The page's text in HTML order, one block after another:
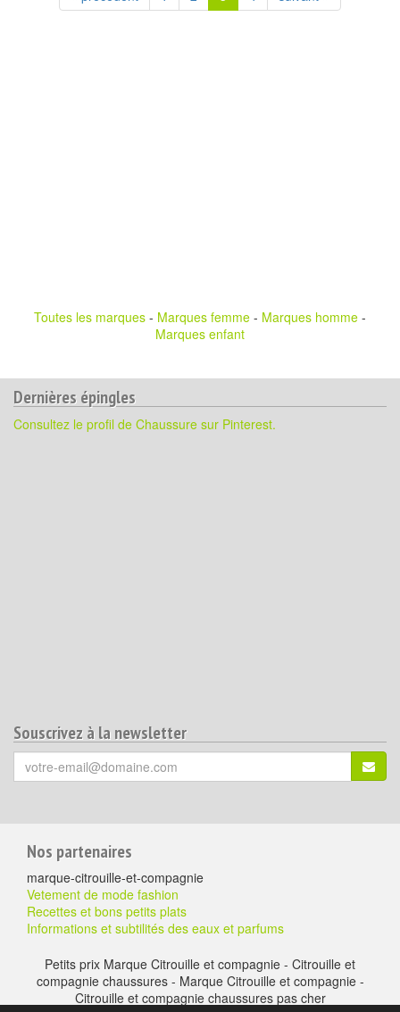
Toutes les marques - Marques femme - Marques homme -
Marques enfant
Dernières épingles
Consultez le profil de Chaussure sur Pinterest.
Souscrivez à la newsletter
Votre
email
Pour
aller
plus
loin
Nos partenaires
marque-citrouille-et-compagnie
Vetement de mode fashion
Recettes et bons petits plats
Informations et subtilités des eaux et parfums
Petits prix Marque Citrouille et compagnie - Citrouille et
compagnie chaussures - Marque Citrouille et compagnie -
Citrouille et compagnie chaussures pas cher